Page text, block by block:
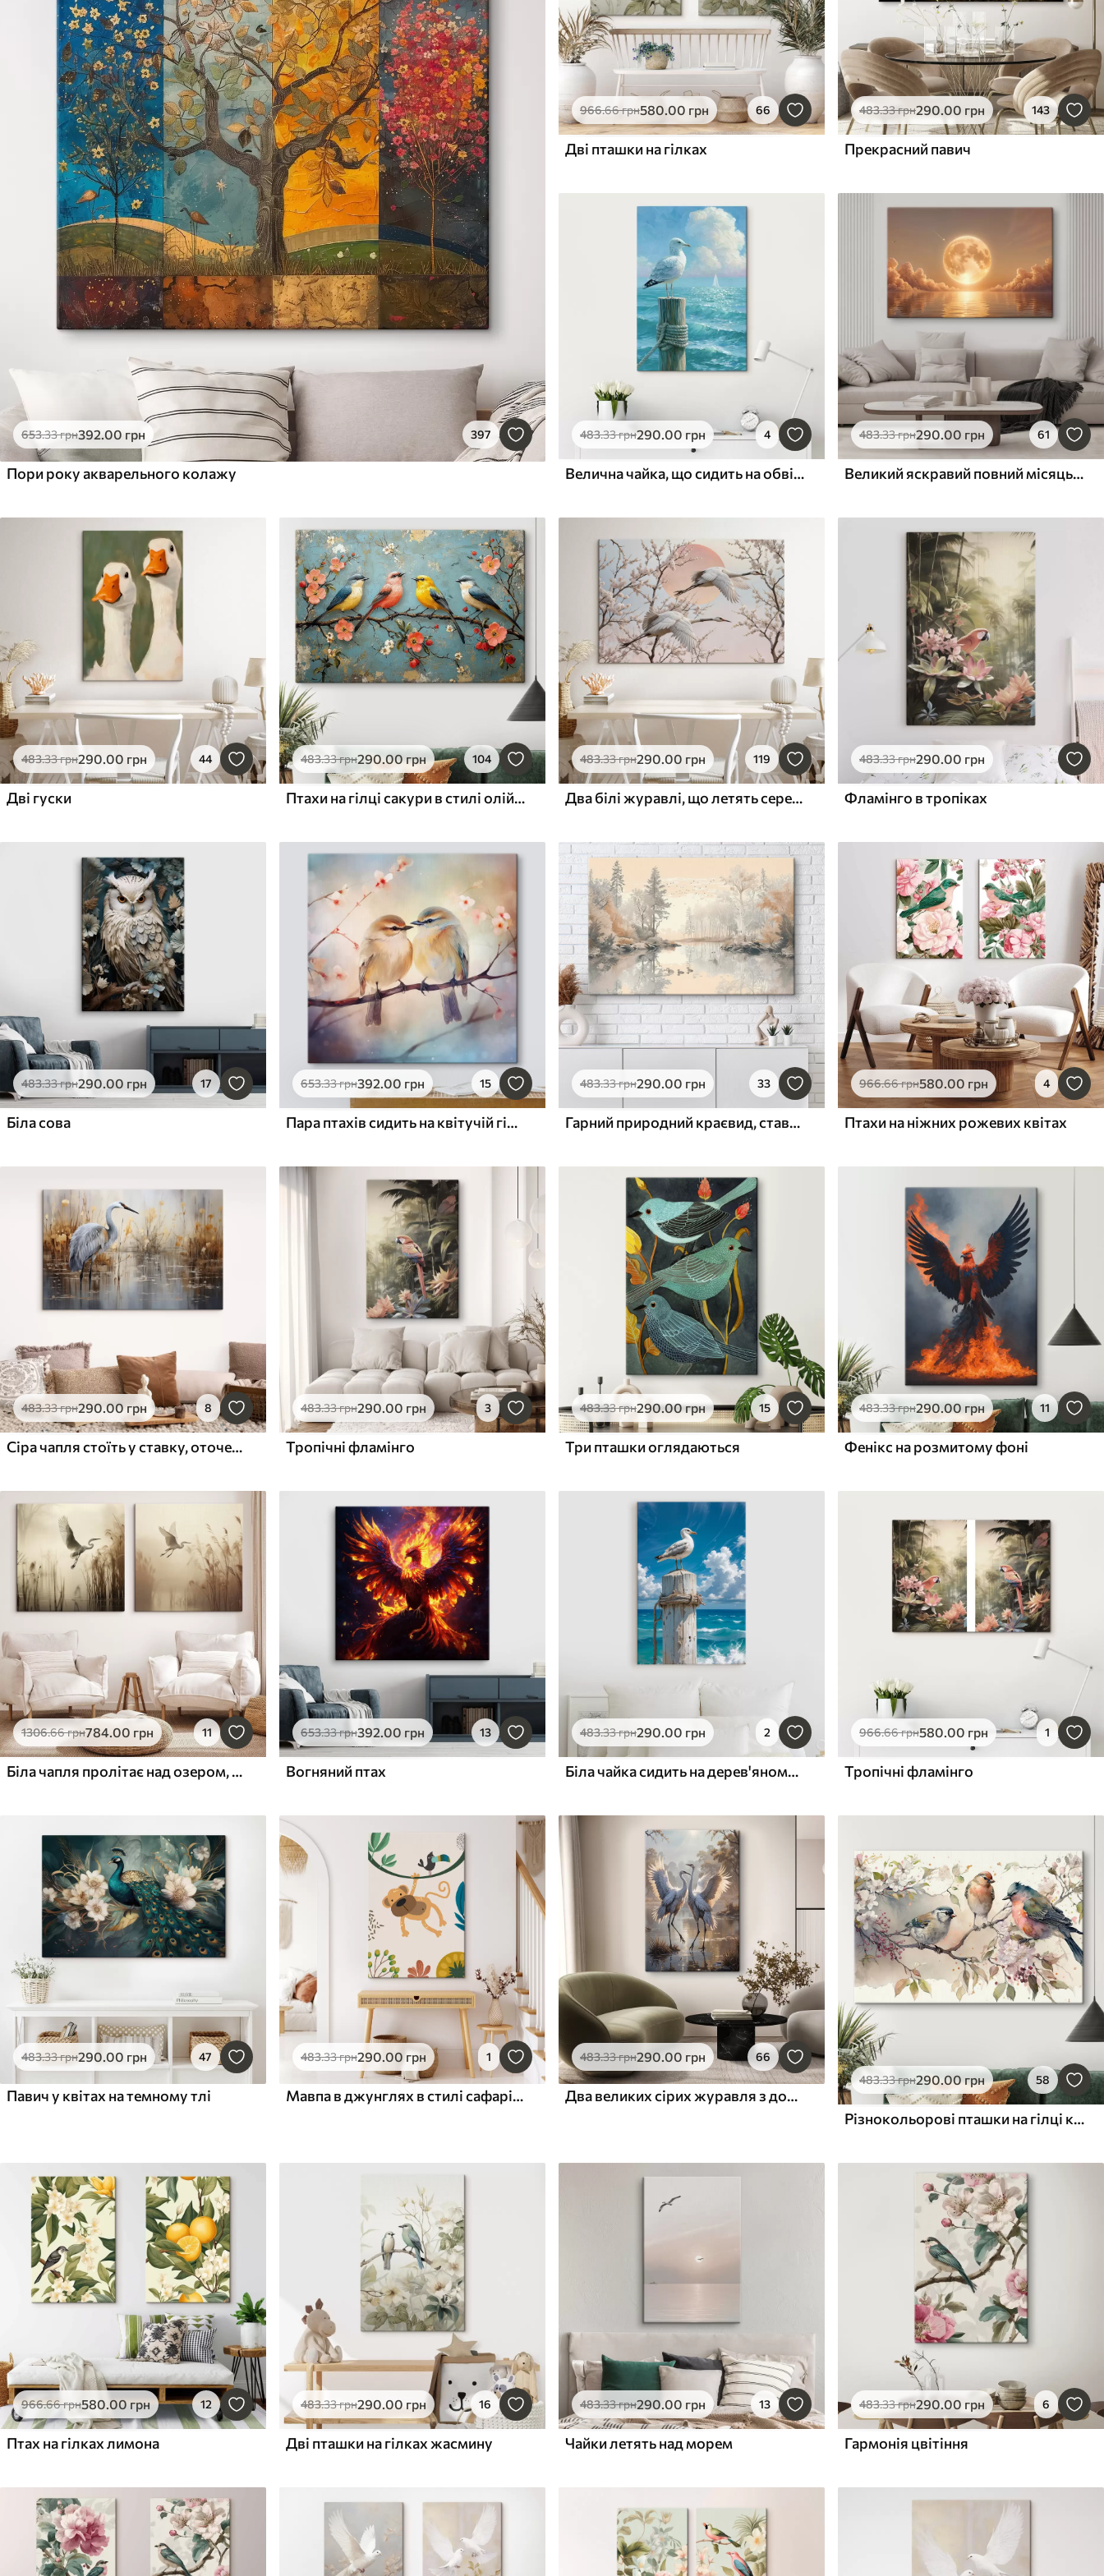
653.33грн392.00 грн 397
Пори року акварельного колажу
966.66грн580.00 грн 66
Дві пташки на гілках
483.33грн290.00 грн 143
Прекрасний павич
483.33грн290.00 грн 4
Велична чайка, що сидить на обвітреному дерев’яному стовпі причалу, намальована у техніці імпасто
483.33грн290.00 грн 61
Великий яскравий повний місяць, що сходить над спокійним світловідбиваючим океаном на заході сонця
483.33грн290.00 грн 44
Дві гуски
483.33грн290.00грн 104
Птахи на гілці сакури в стилі олійного живопису
483.33грн290.00 грн 119
Два білі журавлі, що летять серед квітучих вишень на тлі рожевого західного неба
483.33грн290.00 грн
Фламінго в тропіках
483.33грн290.00 грн 17
Біла сова
653.33грн392.00 грн 15
Пара птахів сидить на квітучій гілці
483.33грн290.00 грн 33
Гарний природний краєвид, ставок і дерева, дика природа, м'які пастельні кольори
966.66грн580.00 грн 4
Птахи на ніжних рожевих квітах
483.33грн290.00грн 8
Сіра чапля стоїть у ставку, оточена високими тонкими рослинами, тло - м'яке поєднання бежевого та білого
483.33грн290.00 грн 3
Тропічні фламінго
483.33грн290.00грн 15
Три пташки оглядаються
483.33грн290.00 грн 11
Фенікс на розмитому фоні
1306.66грн784.00 грн 11
Біла чапля пролітає над озером, оточеним високим очеретом, а на задньому плані видніються дерева
653.33грн392.00 грн 13
Вогняний птах
483.33грн290.00 грн 2
Біла чайка сидить на дерев'яному стовпі на тлі яскраво-синього неба та океану з хвилями
966.66грн580.00 грн 1
Тропічні фламінго
483.33грн290.00 грн 47
Павич у квітах на темному тлі
483.33грн290.00 грн 1
Мавпа в джунглях в стилі сафарі, Бохо
483.33грн290.00 грн 66
Два великих сірих журавля з довгими шиями та розпростертими крилами стоять у туманному озері в оточенні дерев
483.33грн290 .00 грн 58
Різнокольорові пташки на гілці квітучого дерева
966.66грн580 .00 грн 12
Птах на гілках лимона
483.33грн290 .00 грн 16
Дві пташки на гілках жасмину
483.33грн290 .00 грн 13
Чайки летять над морем
483.33грн290 .00 грн 6
Гармонія цвітіння